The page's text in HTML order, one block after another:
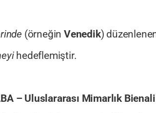
(örneğinVenedik)
hedeflemiştir.
– Uluslararası Mimarlık